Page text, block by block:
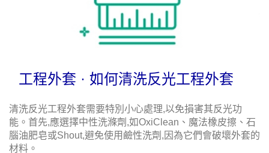
工程外套 · 如何清洗反光工程外套
清洗反光工程外套需要特別小心處理,以免損害其反光功
能。首先,應選擇中性洗滌劑,如OxiClean、魔法橡皮擦、石
腦油肥皂或Shout,避免使用鹼性洗劑,因為它們會破壞外套的
材料。